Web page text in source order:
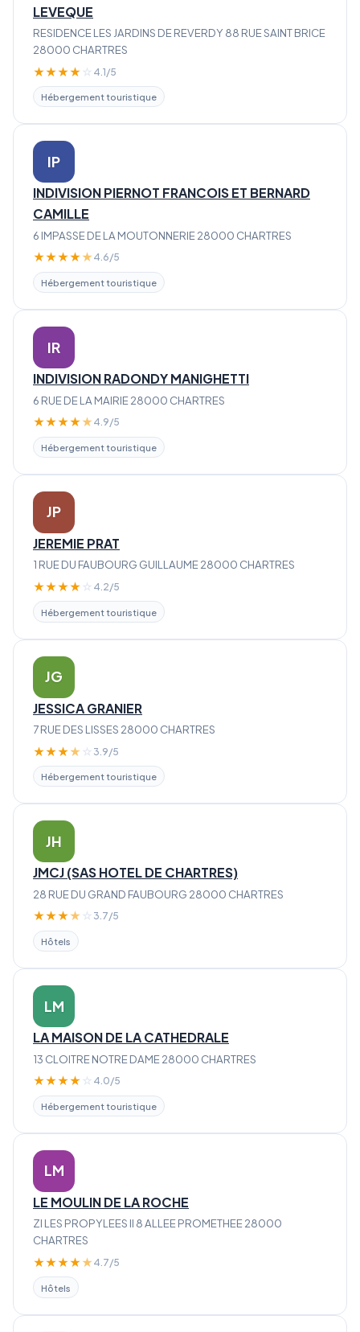
LEVEQUE
RESIDENCE LES JARDINS DE REVERDY 88 RUE SAINT BRICE
28000 CHARTRES
★★★★ ☆ 4.1/5
Hébergement touristique
IP
INDIVISION PIERNOT FRANCOIS ET BERNARD
CAMILLE
6 IMPASSE DE LA MOUTONNERIE 28000 CHARTRES
★★★★★ 4.6/5
Hébergement touristique
IR
INDIVISION RADONDY MANIGHETTI
6 RUE DE LA MAIRIE 28000 CHARTRES
★★★★★ 4.9/5
Hébergement touristique
JP
JEREMIE PRAT
1 RUE DU FAUBOURG GUILLAUME 28000 CHARTRES
★★★★ ☆ 4.2/5
Hébergement touristique
JG
JESSICA GRANIER
7 RUE DES LISSES 28000 CHARTRES
★★★★ ☆ 3.9/5
Hébergement touristique
JH
JMCJ (SAS HOTEL DE CHARTRES)
28 RUE DU GRAND FAUBOURG 28000 CHARTRES
★★★★ ☆ 3.7/5
Hôtels
LM
LA MAISON DE LA CATHEDRALE
13 CLOITRE NOTRE DAME 28000 CHARTRES
★★★★ ☆ 4.0/5
Hébergement touristique
LM
LE MOULIN DE LA ROCHE
ZI LES PROPYLEES II 8 ALLEE PROMETHEE 28000
CHARTRES
★★★★★ 4.7/5
Hôtels